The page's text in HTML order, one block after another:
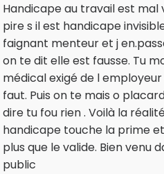
Handicape au travail est mal
pire s il est handicape
faignant menteur et j
on te dit elle est fausse. Tu
médical exigé de l
faut. Puis on te mais o
dire tu fou rien . Voilà la
handicape touche la prime
plus que le valide. Bien venu
public